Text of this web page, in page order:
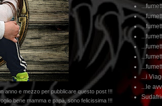
anno e mezzo per pubblicare questo post !!!
bene mamma e papà, sono felicissima !!!
...i
...le